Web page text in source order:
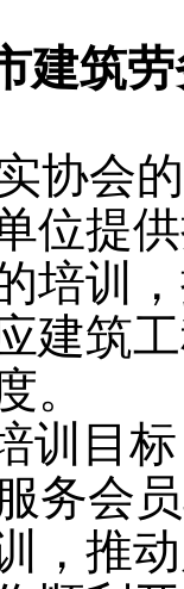
建筑
协会
位提
培训
建筑
。
训目标
务会
，推